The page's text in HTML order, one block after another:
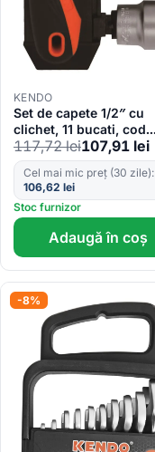
KENDO
Set de capete 1/2″ cu
clichet, 11 bucati, cod
16207
117,72lei107,91 lei
Cel mai mic preț (30 zile):
106,62 lei
Stoc furnizor
Adaugă în coș
-8%